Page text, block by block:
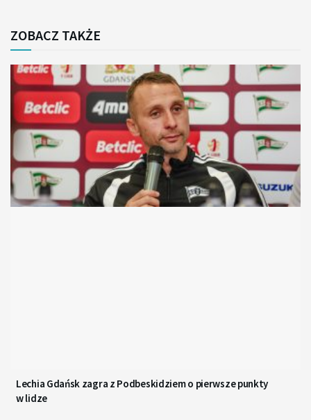
ZOBACZ TAKŻE
Lechia Gdańsk zagra z Podbeskidziem o pierwsze punkty
w lidze